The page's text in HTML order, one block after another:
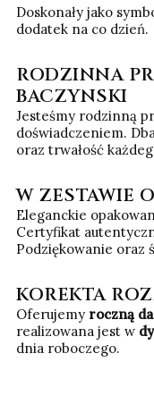
Doskonały jako
dodatek na co dzień.
RODZINNA
BACZYNSKI
Jesteśmy rodzinną
doświadczeniem.
oraz trwałość
W ZESTAWIE
Eleganckie
Certyfikat
Podziękowanie oraz
KOREKTA
Oferujemy roczną
realizowana jest w
dnia roboczego.